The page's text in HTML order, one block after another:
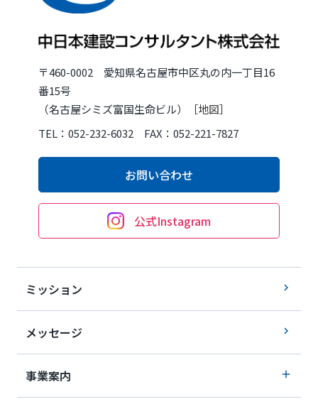
〒460-0002 愛知県名古屋市中区丸の内一丁目16
番15号
（名古屋シミズ富国生命ビル）［地図］
TEL：052-232-6032 FAX：052-221-7827
お問い合わせ
公式Instagram
ミッション
メッセージ
事業案内